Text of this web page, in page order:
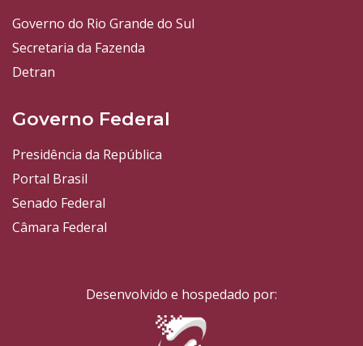
Governo do Rio Grande do Sul
Secretaria da Fazenda
Detran
Governo Federal
Presidência da República
Portal Brasil
Senado Federal
Câmara Federal
Desenvolvido e hospedado por: